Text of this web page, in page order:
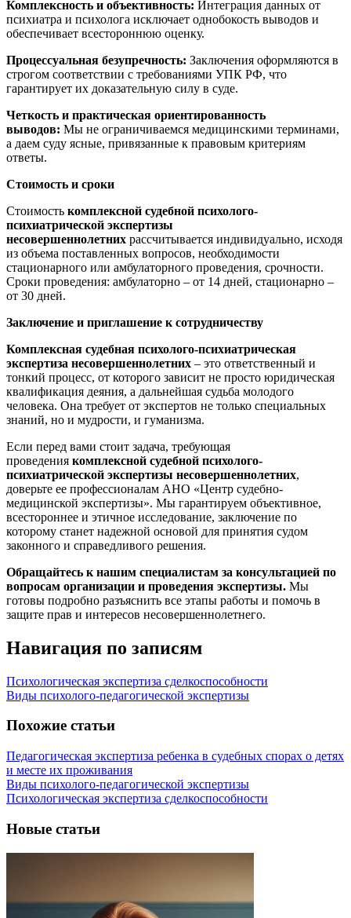
Комплексность и объективность: Интеграция данных от
психиатра и психолога исключает однобокость выводов и
обеспечивает всестороннюю оценку.
Процессуальная безупречность: Заключения оформляются в
строгом соответствии с требованиями УПК РФ, что
гарантирует их доказательную силу в суде.
Четкость и практическая ориентированность
выводов: Мы не ограничиваемся медицинскими терминами,
а даем суду ясные, привязанные к правовым критериям
ответы.
Стоимость и сроки
Стоимость комплексной судебной психолого-
психиатрической экспертизы
несовершеннолетних рассчитывается индивидуально, исходя
из объема поставленных вопросов, необходимости
стационарного или амбулаторного проведения, срочности.
Сроки проведения: амбулаторно – от 14 дней, стационарно –
от 30 дней.
Заключение и приглашение к сотрудничеству
Комплексная судебная психолого-психиатрическая
экспертиза несовершеннолетних – это ответственный и
тонкий процесс, от которого зависит не просто юридическая
квалификация деяния, а дальнейшая судьба молодого
человека. Она требует от экспертов не только специальных
знаний, но и мудрости, и гуманизма.
Если перед вами стоит задача, требующая
проведения комплексной судебной психолого-
психиатрической экспертизы несовершеннолетних,
доверьте ее профессионалам АНО «Центр судебно-
медицинской экспертизы». Мы гарантируем объективное,
всестороннее и этичное исследование, заключение по
которому станет надежной основой для принятия судом
законного и справедливого решения.
Обращайтесь к нашим специалистам за консультацией по
вопросам организации и проведения экспертизы. Мы
готовы подробно разъяснить все этапы работы и помочь в
защите прав и интересов несовершеннолетнего.
Навигация по записям
Психологическая экспертиза сделкоспособности
Виды психолого-педагогической экспертизы
Похожие статьи
Педагогическая экспертиза ребенка в судебных спорах о детях
и месте их проживания
Виды психолого-педагогической экспертизы
Психологическая экспертиза сделкоспособности
Новые статьи